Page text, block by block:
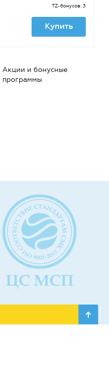
TZ-бонусов: 3
Купить
Акции и бонусные
программы